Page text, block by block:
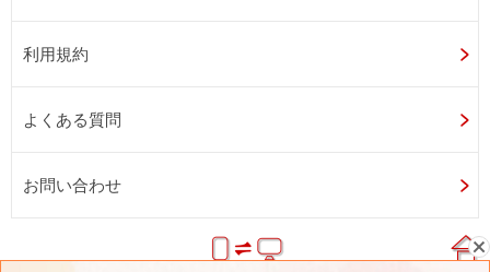
利用規約
よくある質問
お問い合わせ